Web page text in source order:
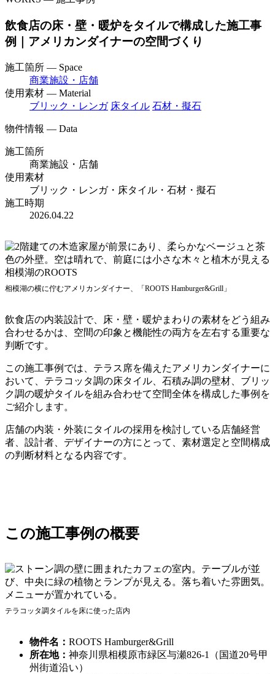
飲食店の床・壁・暖炉をタイルで構成した施工事
例｜アメリカンダイナーの空間づくり
施工箇所 — Space
商業施設・店舗
使用素材 — Material
ブリック・レンガ 床タイル 石材・擬石
物件情報 — Data
施工箇所
商業施設・店舗
使用素材
ブリック・レンガ・床タイル・石材・擬石
施工時期
2026.04.22
相模湖の横に佇むアメリカンダイナー、「ROOTS Hamburger&Grill」
飲食店の内装設計で、床・壁・暖炉まわりの素材をどう組み
合わせるかは、空間の印象と機能性の両方を左右する重要な
判断です。
この施工事例では、テラス席を備えたアメリカンダイナーに
おいて、テラコッタ調の床タイル、石積み調の壁材、ブリッ
ク調の暖炉タイルを組み合わせて空間全体を構成した事例を
ご紹介します。
店舗の内装・外装にタイルの採用を検討している店舗経営
者、設計者、デザイナーの方にとって、素材選定と空間構成
の判断材料となる内容です。
この施工事例の概要
テラコッタ調タイルを床に使った店内
物件名： ROOTS Hamburger&Grill
所在地： 神奈川県相模原市緑区与瀬826-1（国道20号甲
州街道沿い）